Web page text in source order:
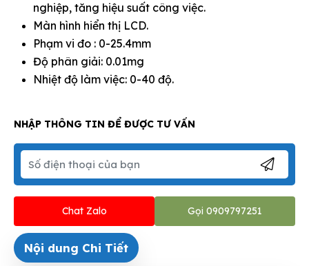
nghiệp, tăng hiệu suất công việc.
Màn hình hiển thị LCD.
Phạm vi đo : 0-25.4mm
Độ phân giải: 0.01mg
Nhiệt độ làm việc: 0-40 độ.
NHẬP THÔNG TIN ĐỂ ĐƯỢC TƯ VẤN
Chat Zalo Gọi 0909797251
Nội dung Chi Tiết